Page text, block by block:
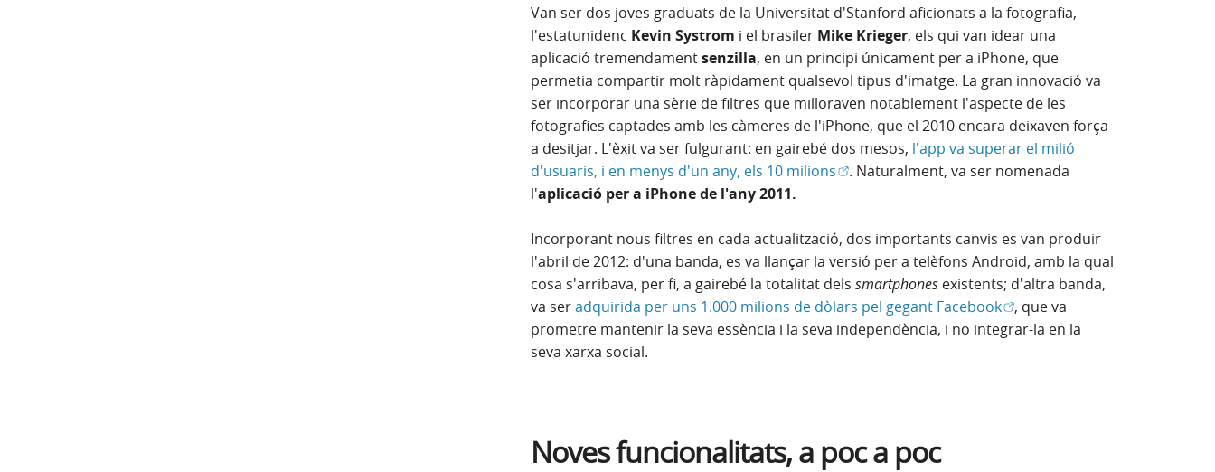
Van ser dos joves graduats de la Universitat d'Stanford aficionats a la fotografia,
l'estatunidenc Kevin Systrom i el brasiler Mike Krieger, els qui van idear una
aplicació tremendamentsenzilla, en un principi únicament per a iPhone, que
permetia compartir molt ràpidament qualsevol tipus d'imatge. La gran innovació va
ser incorporar una sèrie de filtres que milloraven notablement l'aspecte de les
fotografies captades amb les càmeres de l'iPhone, que el 2010 encara deixaven força
a desitjar. L'èxit va ser fulgurant: en gairebé dos mesos, l'app va superar el milió
d'usuaris, i en menys d'un any, els 10 milions(Obre en finestra nova)
. Naturalment, va ser nomenada
l'aplicació per a iPhone de l'any 2011.
Incorporant nous filtres en cada actualització, dos importants canvis es van produir
l'abril de 2012: d'una banda, es va llançar la versió per a telèfons Android, amb la qual
cosa s'arribava, per fi, a gairebé la totalitat dels smartphonesexistents; d'altra banda,
va seradquirida per uns 1.000 milions de dòlars pel gegant Facebook(Obre en finestra nova)
, que va
prometre mantenir la seva essència i la seva independència, i no integrar-la en la
seva xarxa social.
Noves funcionalitats, a poc a poc